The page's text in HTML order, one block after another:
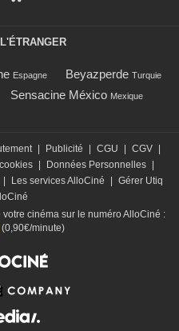
Espagne Beyazperde Turquie
Sensacine México Mexique
Publicité CGU CGV
Données Personnelles
Les services AlloCiné
Gérer Utiq
cinéma sur le numéro AlloCiné :
minute)